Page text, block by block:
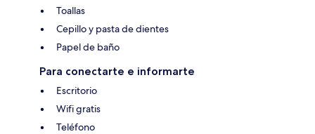
Toallas
Cepillo y pasta de dientes
Papel de baño
Para conectarte e informarte
Escritorio
Wifi gratis
Teléfono